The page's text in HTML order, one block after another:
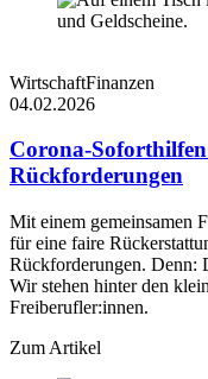
WirtschaftFinanzen
04.02.2026
Corona-
Rückforderungen
Mit einem gemeinsamen
für eine faire
Rückforderungen. Denn:
Wir stehen hinter den
Freiberufler:innen.
Zum Artikel